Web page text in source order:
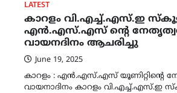
LATEST
കാറളം വി.എച്ച്.എസ്.ഇ
എൻ.എസ്.എസ് ന്റെ
വായനദിനം ആചരിച്ചു
June 19, 2025
കാറളം : എൻ.എസ്.എസ് യൂണിറ്റിന്റെ
വായനാദിനം കാറളം വി.എച്ച്.എസ്.ഇ